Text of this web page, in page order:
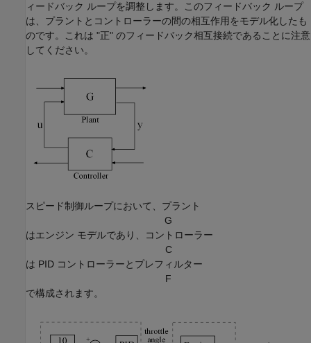
ィードバック ループを調整します。このフィードバック ループ
は、プラントとコントローラーの間の相互作用をモデル化したも
のです。これは "正" のフィードバック相互接続であることに注意
してください。
スピード制御ループにおいて、プラント
G
はエンジン モデルであり、コントローラー
C
は PID コントローラーとプレフィルター
F
で構成されます。